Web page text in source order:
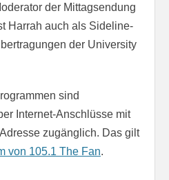
der Mittagsendung
Harrah auch als Sideline-
der University
sind
Internet-Anschlüsse mit
zugänglich. Das gilt
von 105.1 The Fan.